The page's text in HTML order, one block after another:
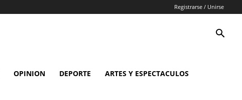
Registrarse / Unirse
OPINION DEPORTE ARTES Y ESPECTACULOS